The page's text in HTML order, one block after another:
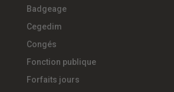
Badgeage
Cegedim
Congés
Fonction publique
Forfaits jours